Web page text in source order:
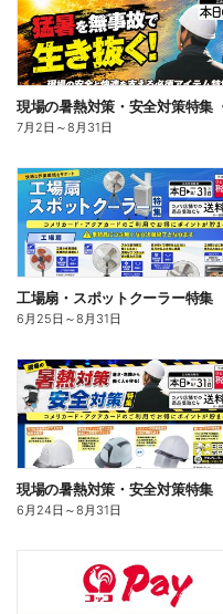
7月2日 ～8月31日
工場扇・スポットクーラー特集
6月25日 ～8月31日
現場の暑熱対策・安全対策特集
6月24日 ～8月31日